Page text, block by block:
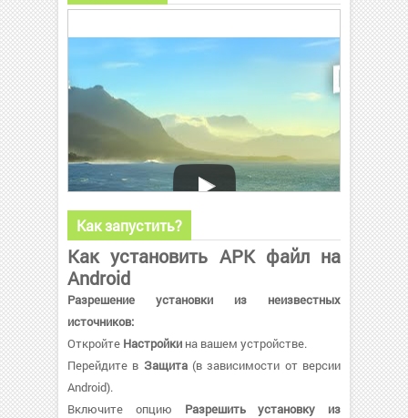
Как запустить?
Как установить APK файл на
Android
Разрешение установки из неизвестных
источников:
Откройте Настройки на вашем устройстве.
Перейдите в Защита(в зависимости от версии
Android).
Включите опцию Разрешить установку из